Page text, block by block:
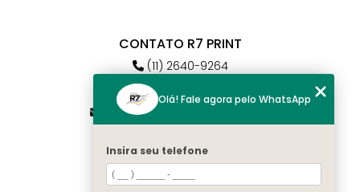
CONTATO R7 PRINT
(11) 2640-9264
(11) 98784-6664
atendimento@r7print.com.br
MENU
Home
Olá! Fale agora pelo WhatsApp
Insira seu telefone